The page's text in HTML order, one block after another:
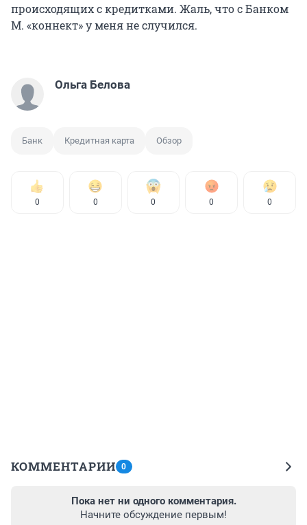
происходящих с кредитками. Жаль, что с Банком
М. «коннект» у меня не случился.
Ольга Белова
Банк Кредитная карта Обзор
0 0 0 0 0
КОММЕНТАРИИ 0
Пока нет ни одного комментария.
Начните обсуждение первым!